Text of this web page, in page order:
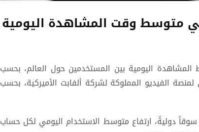
متوسط وقت المشاهدة اليومية
اليومية بين المستخدمين حول العالم، بحسب
الفيديو المملوكة لشركة ألفابت الأميركية، بحسب
وبيّن التحليل الذي أجرته وكالة ديجيتال آي في 20 سوقاً دوليةً، ارتفاع متوسط الاستخدام اليومي لكل حساب